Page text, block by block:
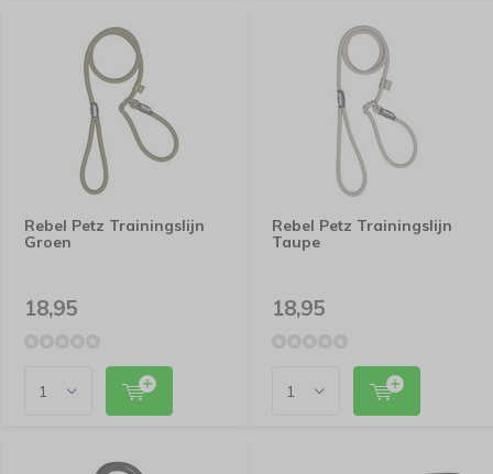
Rebel Petz Trainingslijn
Groen
18,95
Rebel Petz Trainingslijn
Taupe
18,95